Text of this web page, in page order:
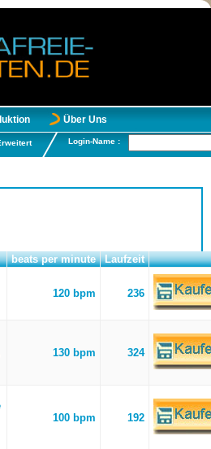
Über Uns
Login-Name :
beats per minute
Laufzeit
120 bpm 236
130 bpm 324
100 bpm 192